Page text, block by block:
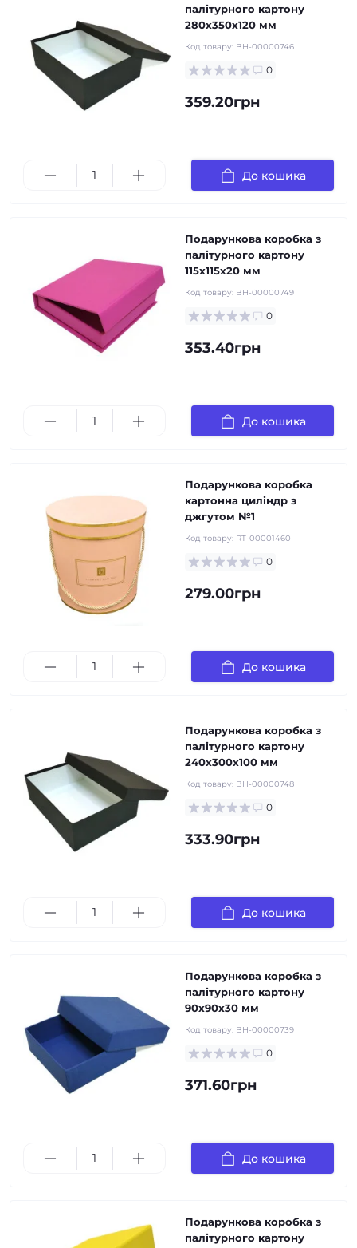
палітурного картону
280х350х120 мм
Код товару: BH-00000746
0
359.20грн
До кошика
Подарункова коробка з
палітурного картону
115х115х20 мм
Код товару: BH-00000749
0
353.40грн
До кошика
Подарункова коробка
картонна циліндр з
джгутом №1
Код товару: RT-00001460
0
279.00грн
До кошика
Подарункова коробка з
палітурного картону
240х300х100 мм
Код товару: BH-00000748
0
333.90грн
До кошика
Подарункова коробка з
палітурного картону
90х90х30 мм
Код товару: BH-00000739
0
371.60грн
До кошика
Подарункова коробка з
палітурного картону